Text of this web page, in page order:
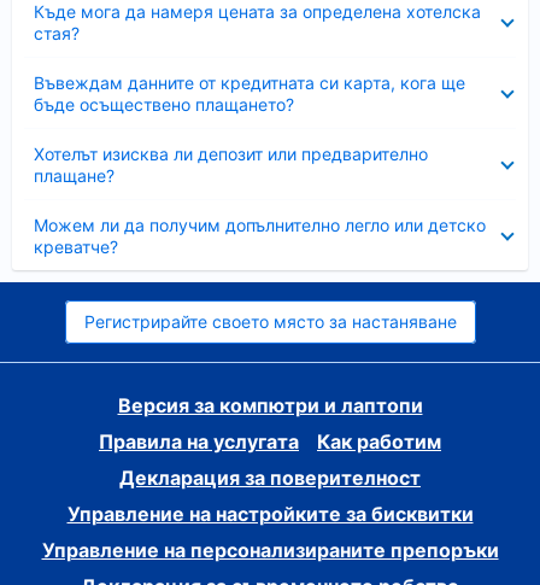
Къде мога да намеря цената за определена хотелска
стая?
Въвеждам данните от кредитната си карта, кога ще
бъде осъществено плащането?
Хотелът изисква ли депозит или предварително
плащане?
Можем ли да получим допълнително легло или детско
креватче?
Регистрирайте своето място за настаняване
Версия за компютри и лаптопи
Правила на услугата
Как работим
Декларация за поверителност
Управление на настройките за бисквитки
Управление на персонализираните препоръки